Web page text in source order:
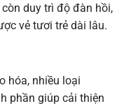
duy trì độ đàn hồi,
vẻ tươi trẻ dài lâu.
hóa, nhiều loại
phần giúp cải thiện